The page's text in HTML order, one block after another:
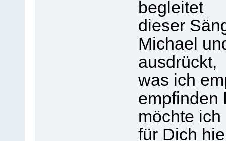
begleitet
dieser
Michael
ausdrückt,
was ich
empfinden
möchte ich
für Dich